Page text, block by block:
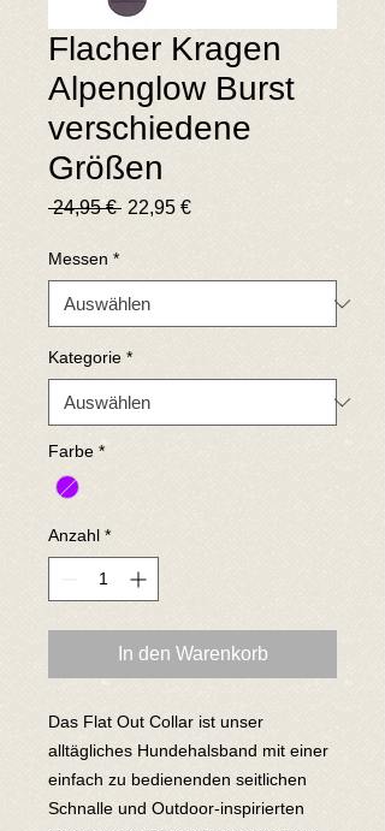
Flacher Kragen
Alpenglow Burst
verschiedene
Größen
24,95 € Standardpreis
22,95 €Sale-
Messen *
Kategorie *
Farbe *
Anzahl *
In den Warenkorb
Das Flat Out Collar ist unser
alltägliches Hundehalsband mit einer
einfach zu bedienenden seitlichen
Schnalle und Outdoor-inspirierten